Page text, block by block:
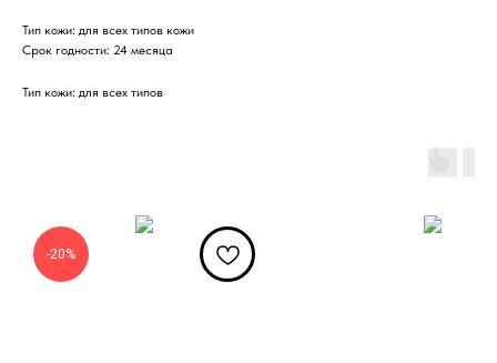
Тип кожи: для всех типов кожи
Срок годности: 24 месяца
Тип кожи: для всех типов
-20%